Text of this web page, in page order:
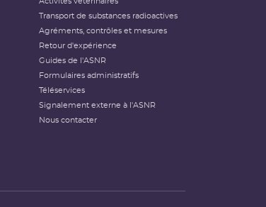
Transport de substances radioactives
Agréments, contrôles et mesures
Retour d'expérience
Guides de l'ASNR
Formulaires administratifs
Téléservices
Signalement externe à l'ASNR
Nous contacter